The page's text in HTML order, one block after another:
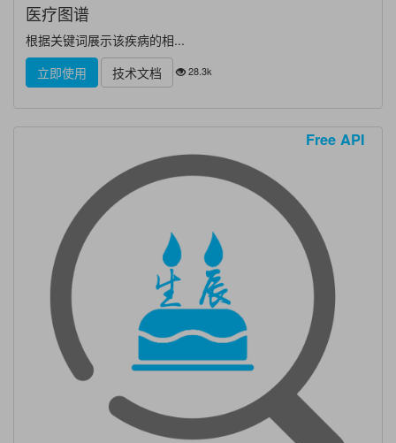
医疗图谱
根据关键词展示该疾病的相...
立即使用
技术文档 28.3k
Free API